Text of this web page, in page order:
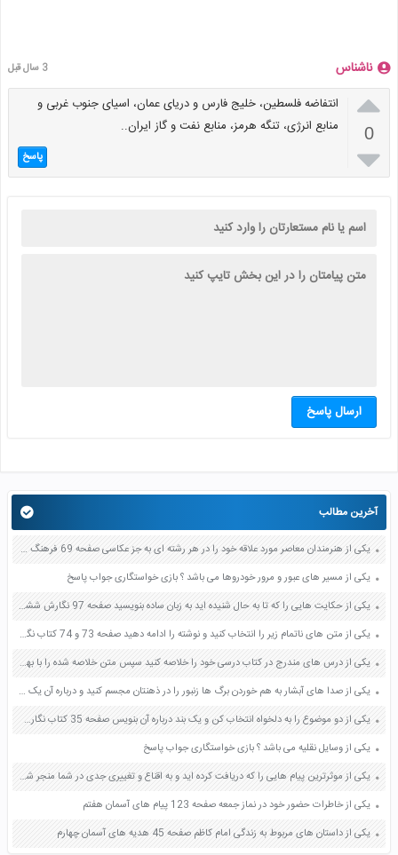
ناشناس 3 سال قبل

0

انتفاضه فلسطین، خلیج فارس و دریای عمان، اسیای جنوب غربی و
منابع انرژی، تنگه هرمز، منابع نفت و گاز ایران..
پاسخ
ارسال پاسخ
آخرین مطالب
یکی از هنرمندان معاصر مورد علاقه خود را در هر رشته ای به جز عکاسی صفحه 69 فرهنگ و هنر نهم
یکی از مسیر های عبور و مرور خودروها می باشد ؟ بازی خواستگاری جواب پاسخ
یکی از حکایت هایی را که تا به حال شنیده اید به زبان ساده بنویسید صفحه 97 نگارش ششم دبستان
یکی از متن های ناتمام زیر را انتخاب کنید و نوشته را ادامه دهید صفحه 73 و 74 کتاب نگارش فارسی پنجم دبستان
یکی از درس های مندرج در کتاب درسی خود را خلاصه کنید سپس متن خلاصه شده را با بهره گیری از روش های دسته بندی نمودار جدول نقشه مفهومی نشان دهید صفحه 118 نگارش یازدهم
یکی از صدا های آبشار به هم خوردن برگ ها زنبور را در ذهنتان مجسم کنید و درباره آن یک بند بنویسید صفحه 11 نگارش پنجم
یکی از دو موضوع را به دلخواه انتخاب کن و یک بند درباره آن بنویس صفحه 35 کتاب نگارش فارسی سوم
یکی از وسایل نقلیه می باشد ؟ بازی خواستگاری جواب پاسخ
یکی از موثرترین پیام هایی را که دریافت کرده اید و به اقناع و تغییری جدی در شما منجر شده است برسی کنید و علت این تاثیر گذاری قابل توجه را بنویسید صفحه 52 تفکر و سواد رسانه ای دهم
یکی از خاطرات حضور خود در نماز جمعه صفحه 123 پیام های آسمان هفتم
یکی از داستان های مربوط به زندگی امام کاظم صفحه 45 هدیه های آسمان چهارم